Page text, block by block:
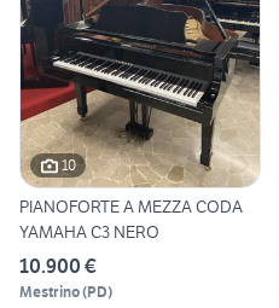
10
PIANOFORTE A MEZZA CODA
YAMAHA C3 NERO
10.900 €
Mestrino(PD)